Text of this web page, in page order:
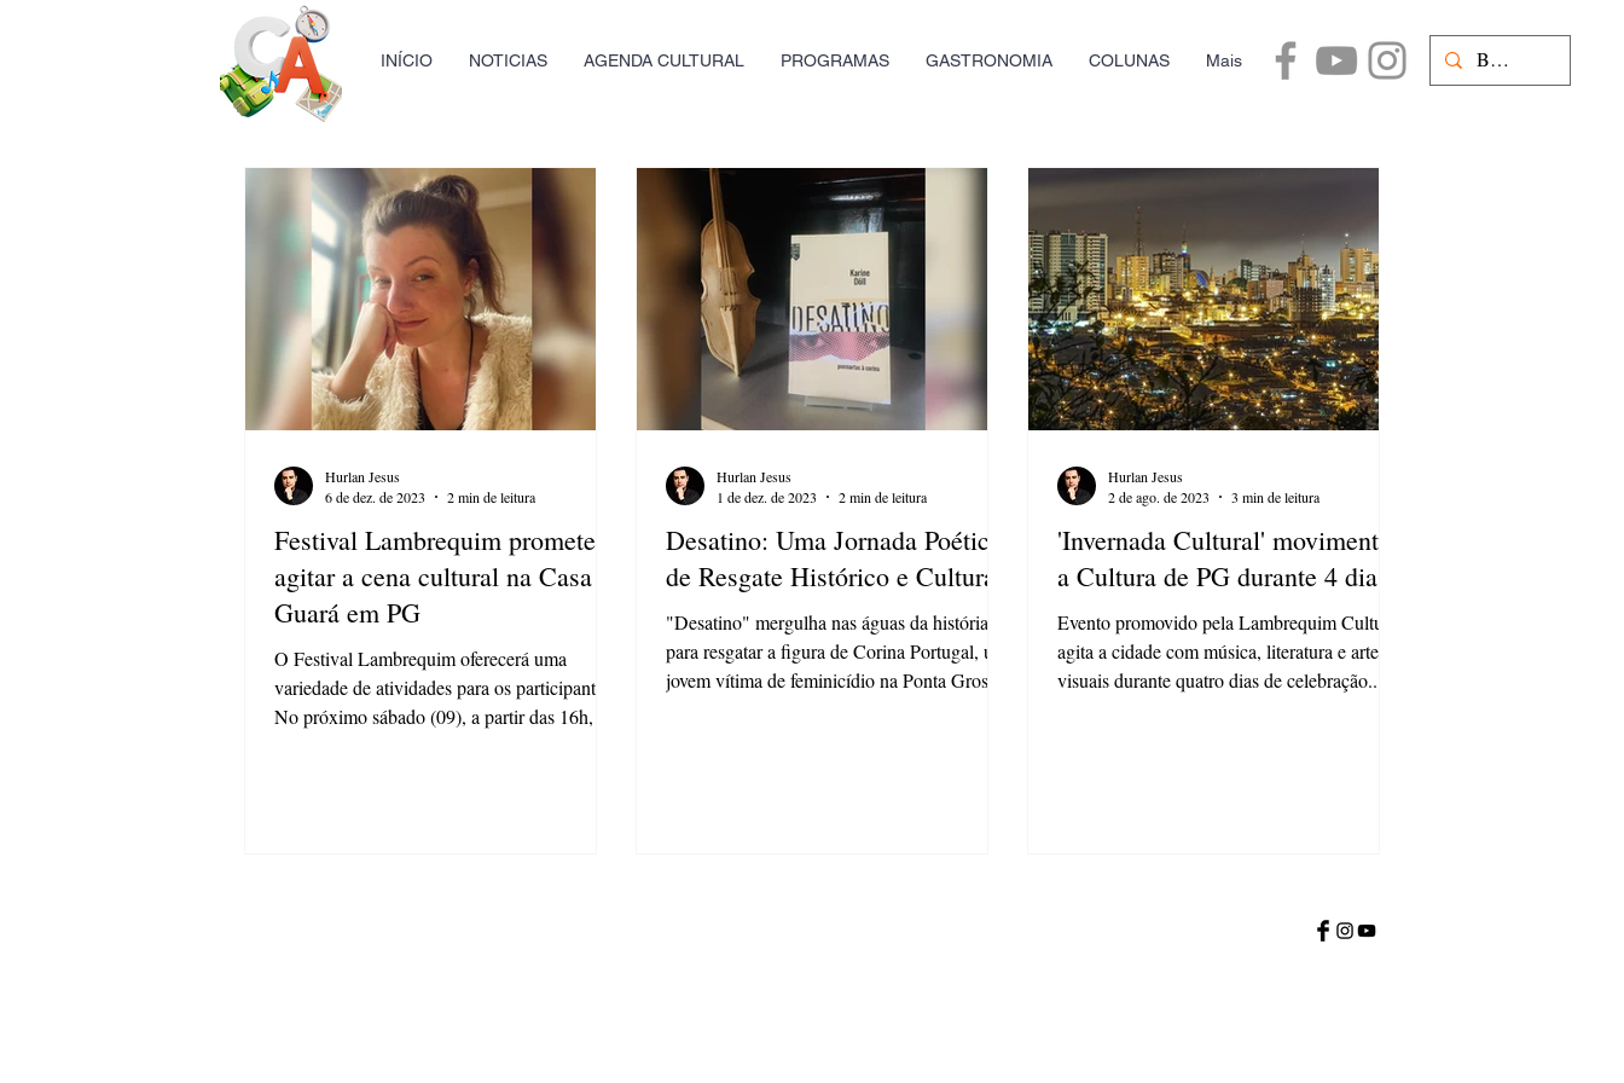
INÍCIO NOTICIAS AGENDA CULTURAL PROGRAMAS GASTRONOMIA COLUNAS Mais
Festival Lambrequim promete
agitar a cena cultural na Casa
Guará em PG
O Festival Lambrequim oferecerá uma
variedade de atividades para os participantes
No próximo sábado (09), a partir das 16h, a
Hurlan Jesus
6 de dez. de 2023
2 min de leitura
Desatino: Uma Jornada Poética
de Resgate Histórico e Cultural
"Desatino" mergulha nas águas da história
para resgatar a figura de Corina Portugal, uma
jovem vítima de feminicídio na Ponta Grossa
Hurlan Jesus
1 de dez. de 2023
2 min de leitura
'Invernada Cultural' movimenta
a Cultura de PG durante 4 dias
Evento promovido pela Lambrequim Cultural
agita a cidade com música, literatura e artes
visuais durante quatro dias de celebração...
Hurlan Jesus
2 de ago. de 2023
3 min de leitura